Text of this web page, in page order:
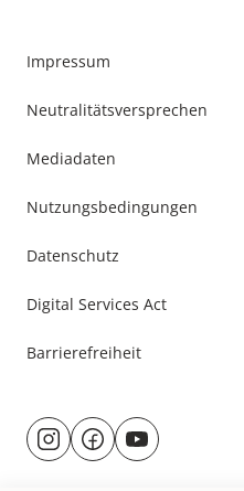
Impressum
Neutralitätsversprechen
Mediadaten
Nutzungsbedingungen
Datenschutz
Digital Services Act
Barrierefreiheit
Besuche
uns@rund.ums.baby
facebook.com/
youtube.com/